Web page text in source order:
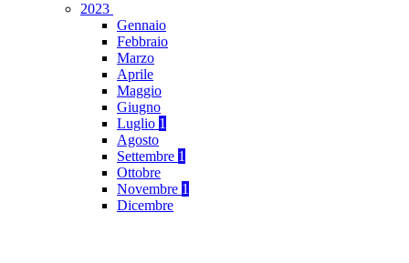
2023
Gennaio
Febbraio
Marzo
Aprile
Maggio
Giugno
Luglio 1
Agosto
Settembre 1
Ottobre
Novembre 1
Dicembre